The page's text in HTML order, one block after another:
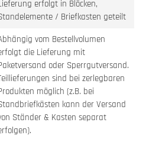
erfolgt in Blöcken,
/ Briefkasten geteilt
vom Bestellvolumen
die Lieferung mit
oder Sperrgutversand.
sind bei zerlegbaren
möglich (z.B. bei
kann der Versand
Ständer & Kasten separat